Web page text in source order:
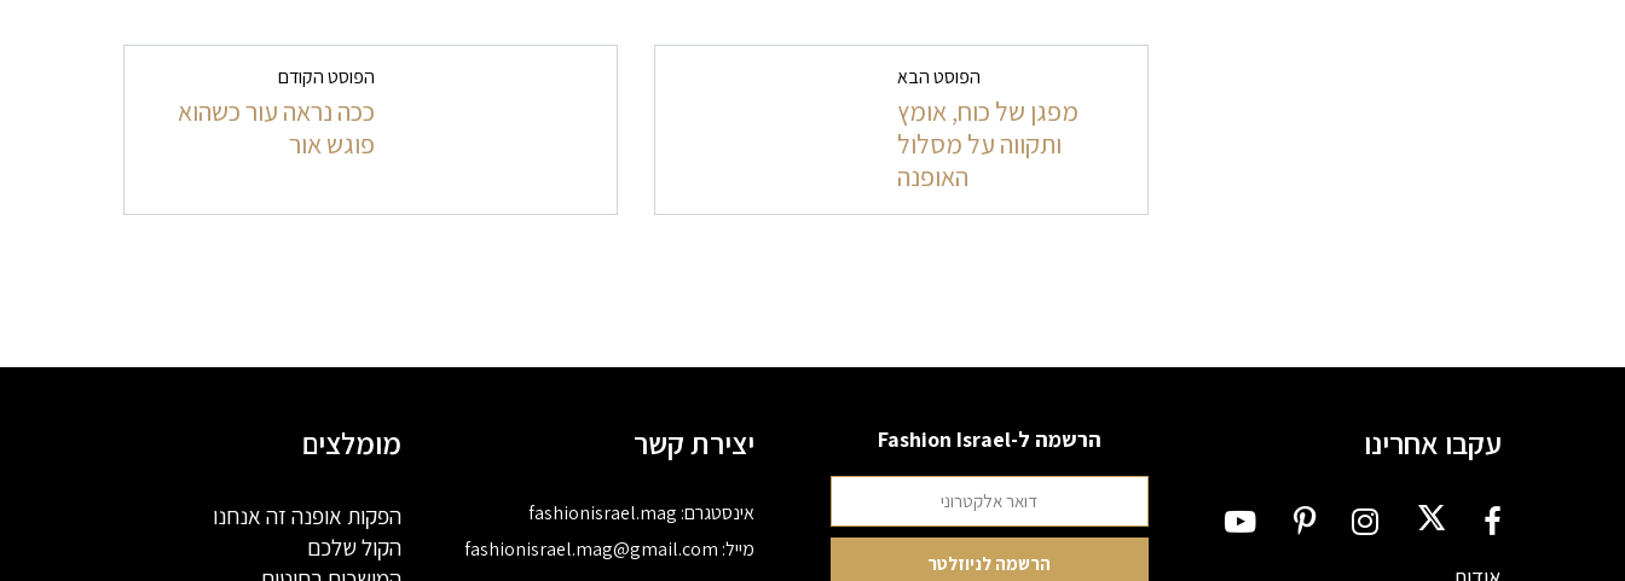
ניווט בפרסומיםהפוסט הבא
מפגן של כוח, אומץ
ותקווה על מסלול
האופנה
הפוסט הקודם
ככה נראה עור כשהוא
פוגש אור
עקבו אחרינו הרשמה ל-Fashion Israel יצירת קשר
אינסטגרם: fashionisrael.mag
מייל: fashionisrael.mag@gmail.com
מומלצים
הפקות אופנה זה אנחנו
הקול שלכם